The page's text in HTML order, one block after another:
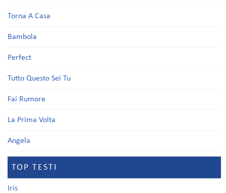
Torna A Casa
Bambola
Perfect
Tutto Questo Sei Tu
Fai Rumore
La Prima Volta
Angela
TOP TESTI
Iris